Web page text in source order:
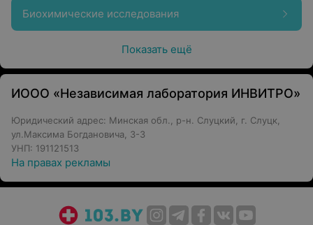
Биохимические исследования
Показать ещё
ИООО «Независимая лаборатория ИНВИТРО»
Юридический адрес: Минская обл., р-н. Слуцкий, г. Слуцк,
ул.Максима Богдановича, 3-3
УНП: 191121513
На правах рекламы